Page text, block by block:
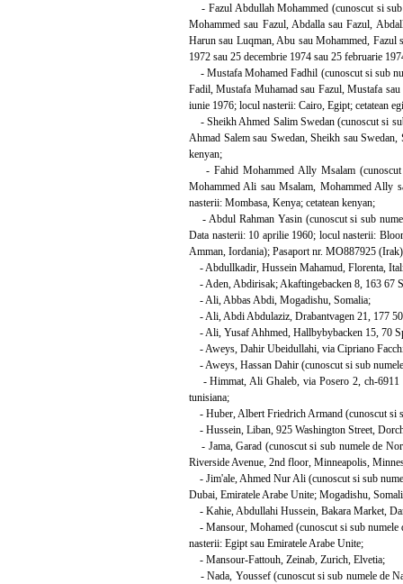
- Fazul Abdullah Mohammed (cunoscut si
Mohammed sau Fazul, Abdalla sau Fazul,
Harun sau Luqman, Abu sau Mohammed, Fazul
1972 sau 25 decembrie 1974 sau 25 februarie
- Mustafa Mohamed Fadhil (cunoscut si sub
Fadil, Mustafa Muhamad sau Fazul, Mustafa
iunie 1976; locul nasterii: Cairo, Egipt; cetatean
- Sheikh Ahmed Salim Swedan (cunoscut si
Ahmad Salem sau Swedan, Sheikh sau
kenyan;
- Fahid Mohammed Ally Msalam (cunoscut
Mohammed Ali sau Msalam, Mohammed Ally
nasterii: Mombasa, Kenya; cetatean kenyan;
- Abdul Rahman Yasin (cunoscut si sub
Data nasterii: 10 aprilie 1960; locul nasterii:
Amman, Iordania); Pasaport nr. MO887925
- Abdullkadir, Hussein Mahamud, Florenta,
- Aden, Abdirisak; Akaftingebacken 8, 163 67
- Ali, Abbas Abdi, Mogadishu, Somalia;
- Ali, Abdi Abdulaziz, Drabantvagen 21, 177
- Ali, Yusaf Ahhmed, Hallbybybacken 15, 70
- Aweys, Dahir Ubeidullahi, via Cipriano
- Aweys, Hassan Dahir (cunoscut si sub
- Himmat, Ali Ghaleb, via Posero 2, ch-6911
tunisiana;
- Huber, Albert Friedrich Armand (cunoscut si
- Hussein, Liban, 925 Washington Street,
- Jama, Garad (cunoscut si sub numele de
Riverside Avenue, 2nd floor, Minneapolis,
- Jim'ale, Ahmed Nur Ali (cunoscut si sub
Dubai, Emiratele Arabe Unite; Mogadishu,
- Kahie, Abdullahi Hussein, Bakara Market,
- Mansour, Mohamed (cunoscut si sub numele
nasterii: Egipt sau Emiratele Arabe Unite;
- Mansour-Fattouh, Zeinab, Zurich, Elvetia;
- Nada, Youssef (cunoscut si sub numele de